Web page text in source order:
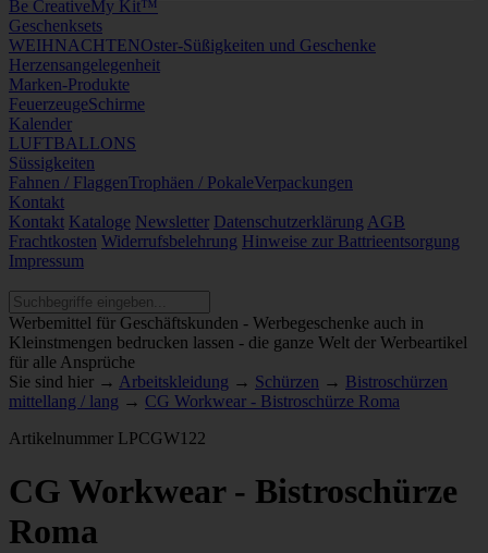
Be CreativeMy Kit™
Geschenksets
WEIHNACHTENOster-Süßigkeiten und Geschenke
Herzensangelegenheit
Marken-Produkte
FeuerzeugeSchirme
Kalender
LUFTBALLONS
Süssigkeiten
Fahnen / FlaggenTrophäen / PokaleVerpackungen
Kontakt
Kontakt Kataloge Newsletter Datenschutzerklärung AGB
Frachtkosten Widerrufsbelehrung Hinweise zur Battrieentsorgung
Impressum
Werbemittel für Geschäftskunden - Werbegeschenke auch in
Kleinstmengen bedrucken lassen - die ganze Welt der Werbeartikel
für alle Ansprüche
Sie sind hier → Arbeitskleidung → Schürzen → Bistroschürzen
mittellang / lang → CG Workwear - Bistroschürze Roma
Artikelnummer LPCGW122
CG Workwear - Bistroschürze
Roma